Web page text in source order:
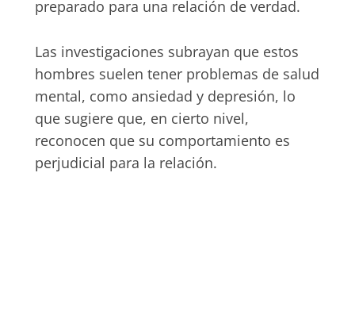
preparado para una relación de verdad.
Las investigaciones subrayan que estos
hombres suelen tener problemas de salud
mental, como ansiedad y depresión, lo
que sugiere que, en cierto nivel,
reconocen que su comportamiento es
perjudicial para la relación.